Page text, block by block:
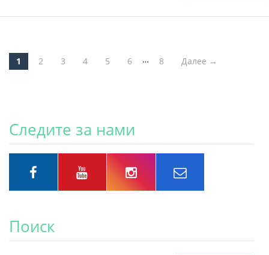
Post navigation
1 2 3 4 5 6 … 8 Далее →
Следите за нами
Поиск